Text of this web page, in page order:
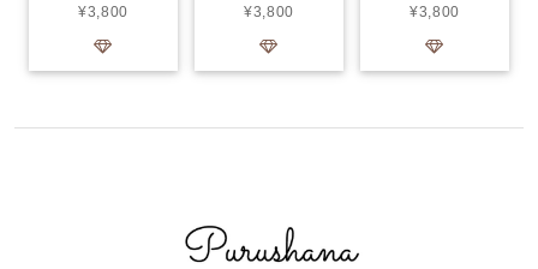
¥3,800
¥3,800
¥3,800